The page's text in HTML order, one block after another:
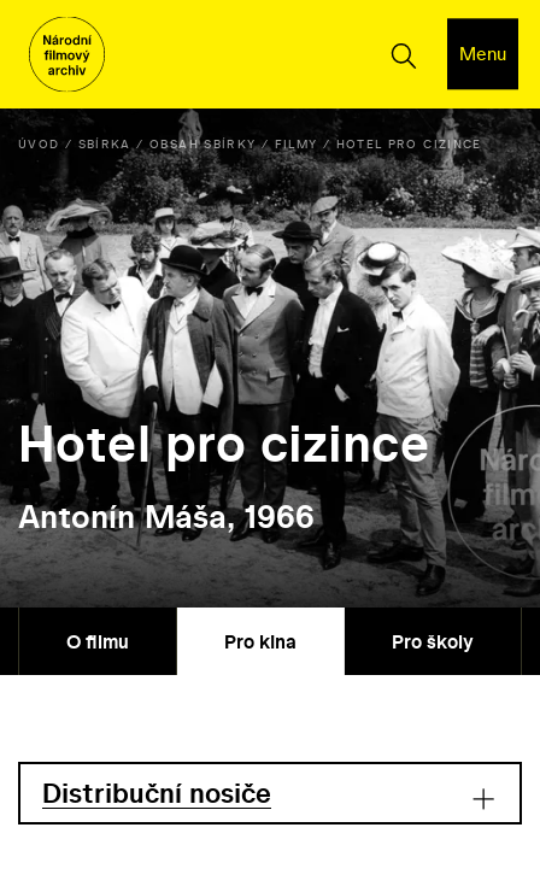
Menu
ÚVOD SBÍRKA OBSAH SBÍRKY FILMY HOTEL PRO CIZINCE
Hotel pro cizince
Antonín Máša, 1966
O filmu Pro kina Pro školy
Distribuční nosiče